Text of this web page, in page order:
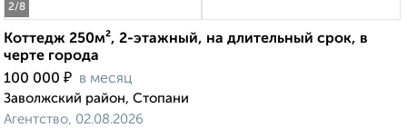
2/8
Коттедж 250м², 2-этажный, на длительный срок, в
черте города
100 000 ₽ в месяц
Заволжский район, Стопани
Агентство, 02.08.2026